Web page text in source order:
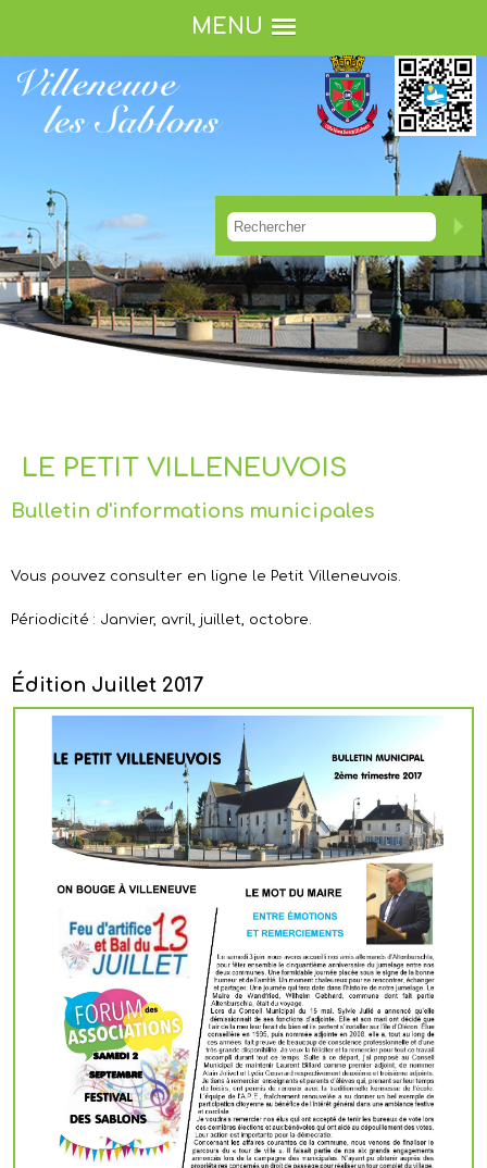
MENU
LE PETIT VILLENEUVOIS
Bulletin d'informations municipales
Vous pouvez consulter en ligne le Petit Villeneuvois.
Périodicité : Janvier, avril, juillet, octobre.
Édition Juillet 2017